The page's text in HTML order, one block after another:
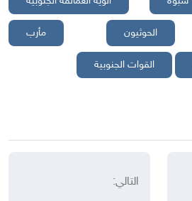
الحوثيون مأرب
القوات الجنوبية
التالي: